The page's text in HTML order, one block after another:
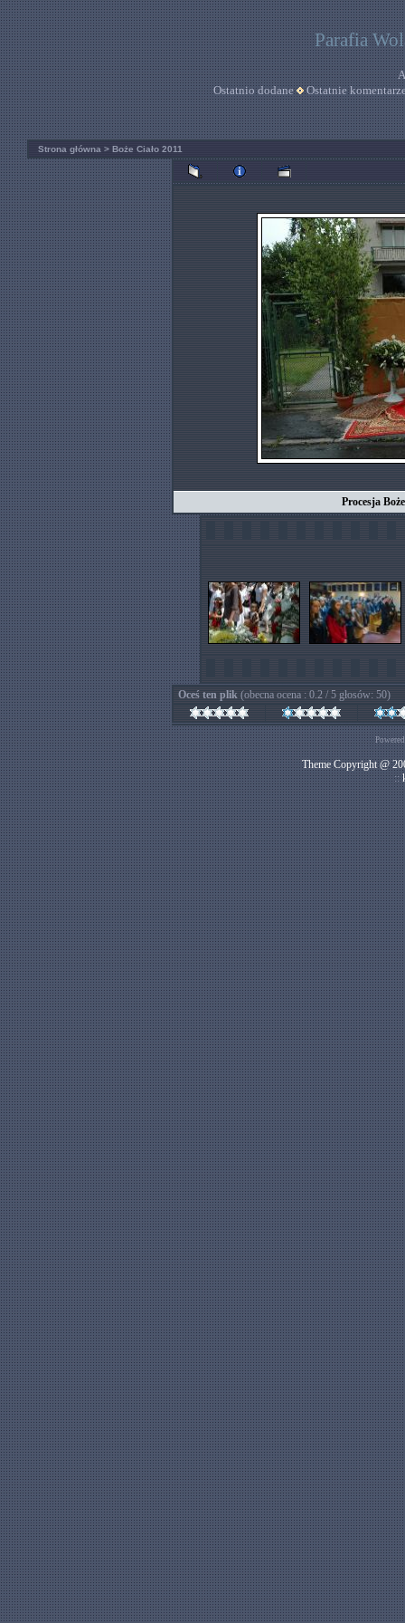
Parafia
Ostatnio dodane
Ostatnie
Strona główna > Boże Ciało 2011
Procesja
Oceś ten plik (obecna ocena : 0.2 / 5 głosów: 50)
Theme Copyright @
::